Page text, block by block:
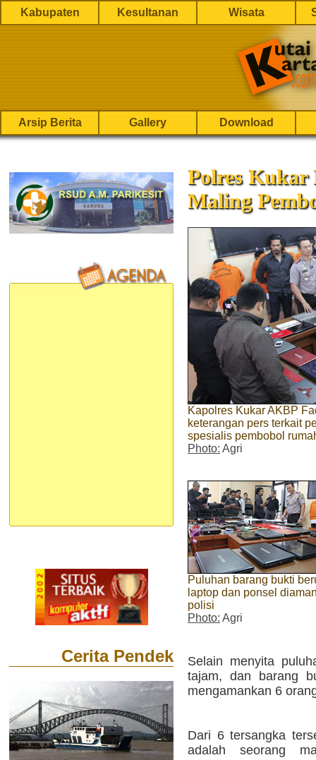
Kabupaten Kesultanan Wisata
Arsip Berita Gallery Download
Cerita Pendek
Polres Kukar
Maling
Kapolres Kukar AKBP
keterangan pers terkait
spesialis pembobol
Photo: Agri
Puluhan barang bukti
laptop dan ponsel
polisi
Photo: Agri
Selain menyita
tajam, dan barang
mengamankan 6
Dari 6 tersangka
adalah seorang